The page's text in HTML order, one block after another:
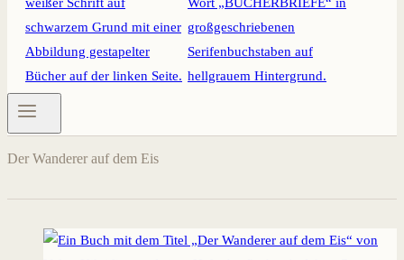
Der Wanderer auf dem Eis